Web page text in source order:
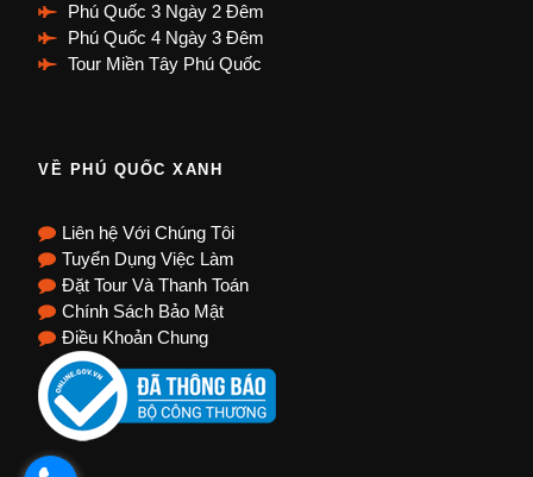
Phú Quốc 3 Ngày 2 Đêm
Phú Quốc 4 Ngày 3 Đêm
Tour Miền Tây Phú Quốc
VỀ PHÚ QUỐC XANH
Liên hệ Với Chúng Tôi
Tuyển Dụng Việc Làm
Đặt Tour Và Thanh Toán
Chính Sách Bảo Mật
Điều Khoản Chung